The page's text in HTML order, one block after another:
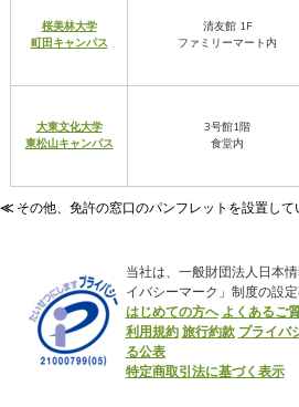
桜美林大学
町田キャンパス
清友館 1F
ファミリーマート内
大東文化大学
東松山キャンパス
3号館1階
食堂内
≪ その他、免許の窓口のパンフレットを設置し
当社は、一般財団法人日本
イバシーマーク」制度の設定
はじめての方へ よくあるご
利用規約 旅行約款 プライバ
る公表
特定商取引法に基づく表示